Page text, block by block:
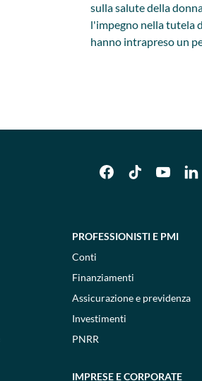
sulla salute della
l'impegno nella tutela
hanno intrapreso un
PROFESSIONISTI E PMI
Conti
Finanziamenti
Assicurazione e previdenza
Investimenti
PNRR
IMPRESE E CORPORATE